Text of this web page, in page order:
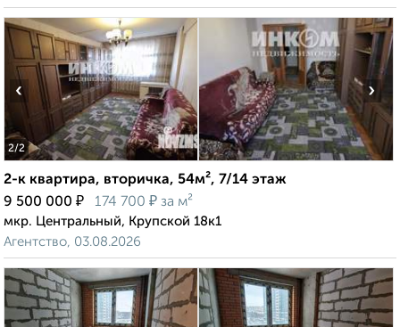
2/2
‹ ›
2-к квартира, вторичка, 54м², 7/14 этаж
9 500 000 ₽ 174 700 ₽ за м²
мкр. Центральный, Крупской 18к1
Агентство, 03.08.2026